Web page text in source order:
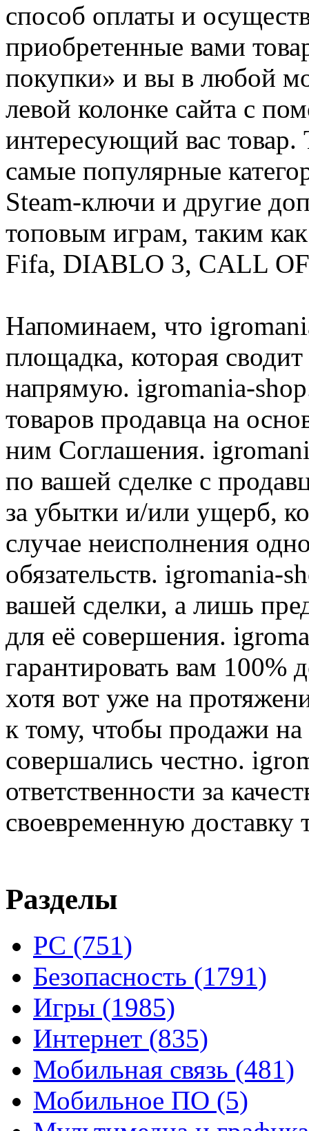
способ оплаты и
приобретенные вами
покупки» и вы в любой
левой колонке сайта с
интересующий вас
самые популярные
Steam-ключи и другие
топовым играм, таким
Fifa, DIABLO 3, CALL
Напоминаем, что
площадка, которая
напрямую. igromania-
товаров продавца на
ним Соглашения.
по вашей сделке с
за убытки и/или ущерб,
случае неисполнения
обязательств. igromania-
вашей сделки, а лишь
для её совершения.
гарантировать вам 100%
хотя вот уже на
к тому, чтобы продажи
совершались честно.
ответственности за
своевременную доставку
Разделы
PC (751)
Безопасность (1791)
Игры (1985)
Интернет (835)
Мобильная связь (481)
Мобильное ПО (5)